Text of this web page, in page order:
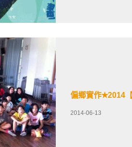
偏鄉實作✭2014
2014-06-13